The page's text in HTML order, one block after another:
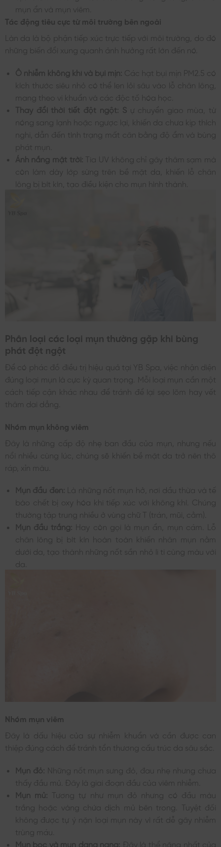
mụn ẩn và mụn viêm.
Tác động tiêu cực từ môi trường bên ngoài
Làn da là bộ phận tiếp xúc trực tiếp với môi trường, do đó
những biến đổi xung quanh ảnh hưởng rất lớn đến nó.
Ô nhiễm không khí và bụi mịn: Các hạt bụi mịn PM2.5 có
kích thước siêu nhỏ có thể len lỏi sâu vào lỗ chân lông,
mang theo vi khuẩn và các độc tố hóa học.
Thay đổi thời tiết đột ngột: S ự chuyển giao mùa, từ
nóng sang lạnh hoặc ngược lại, khiến da chưa kịp thích
nghi, dẫn đến tình trạng mất cân bằng độ ẩm và bùng
phát mụn.
Ánh nắng mặt trời: Tia UV không chỉ gây thâm sạm mà
còn làm dày lớp sừng trên bề mặt da, khiến lỗ chân
lông bị bít kín, tạo điều kiện cho mụn hình thành.
Phân loại các loại mụn thường gặp khi bùng
phát đột ngột
Để có phác đồ điều trị hiệu quả tại YB Spa, việc nhận diện
đúng loại mụn là cực kỳ quan trọng. Mỗi loại mụn cần một
cách tiếp cận khác nhau để tránh để lại sẹo lõm hay vết
thâm dai dẳng.
Nhóm mụn không viêm
Đây là những cấp độ nhẹ ban đầu của mụn, nhưng nếu
nổi nhiều cùng lúc, chúng sẽ khiến bề mặt da trở nên thô
ráp, xỉn màu.
Mụn đầu đen:
Là những nốt mụn hở, nơi dầu thừa và tế
bào chết bị oxy hóa khi tiếp xúc với không khí. Chúng
thường tập trung nhiều ở vùng chữ T (trán, mũi, cằm).
Mụn đầu trắng: Hay còn gọi là mụn ẩn, mụn cám. Lỗ
chân lông bị bít kín hoàn toàn khiến nhân mụn nằm
dưới da, tạo thành những nốt sần nhỏ li ti cùng màu với
da.
Nhóm mụn viêm
Đây là dấu hiệu của sự nhiễm khuẩn và cần được can
thiệp đúng cách để tránh tổn thương cấu trúc da sâu sắc.
Mụn đỏ: Những nốt mụn sưng đỏ, đau nhẹ nhưng chưa
thấy đầu mủ. Đây là giai đoạn đầu của viêm nhiễm.
Mụn mủ: Tương tự như mụn đỏ nhưng có đầu màu
trắng hoặc vàng chứa dịch mủ bên trong. Tuyệt đối
không được tự ý nặn loại mụn này vì rất dễ gây nhiễm
trùng máu.
Mụn bọc và mụn dạng nang: Đây là thể nặng nhất của